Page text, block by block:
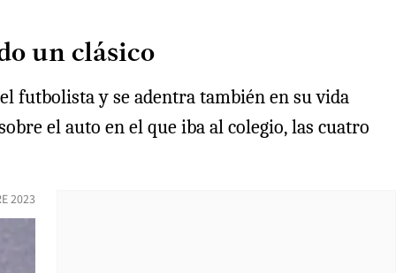
un clásico
futbolista y se adentra también en su vida
el auto en el que iba al colegio, las cuatro
2023